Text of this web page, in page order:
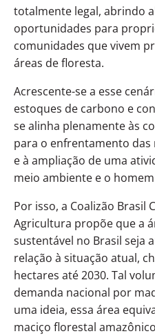
totalmente legal, abrindo
oportunidades para
comunidades que vivem
áreas de floresta.
Acrescente-se a esse
estoques de carbono e
se alinha plenamente às
para o enfrentamento das
e à ampliação de uma
meio ambiente e o
Por isso, a Coalizão Brasil
Agricultura propõe que a
sustentável no Brasil seja
relação à situação atual,
hectares até 2030. Tal
demanda nacional por
uma ideia, essa área
maciço florestal